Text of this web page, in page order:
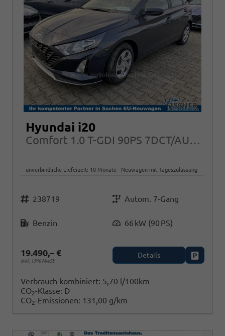
Hyundai i20
Comfort 1.0 T-GDI 90PS 7DCT/AUTOMATIK, NAVI Klima PDC RFK Tempomat Alarm
unverbindliche Lieferzeit: 10 Monate Neuwagen mit Tageszulassung
Fahrzeugnr.
238719
Getriebe
Autom. 7-Gang
Benzin 66 kW (90 PS)
19.490,– €
inkl. 19% MwSt.
Details
Verbrauch kombiniert: 5,70 l/100km
CO2-Klasse: D
CO2-Emissionen: 131,00 g/km